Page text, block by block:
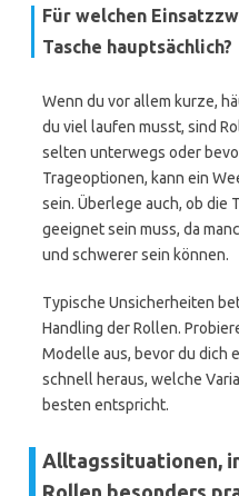
Für welchen
Tasche hauptsächlich?
Wenn du vor allem kurze,
du viel laufen musst, sind
selten unterwegs oder
Trageoptionen, kann ein
sein. Überlege auch, ob die
geeignet sein muss, da
und schwerer sein können.
Typische Unsicherheiten
Handling der Rollen.
Modelle aus, bevor du dich
schnell heraus, welche
besten entspricht.
Alltagssituationen,
Rollen besonders